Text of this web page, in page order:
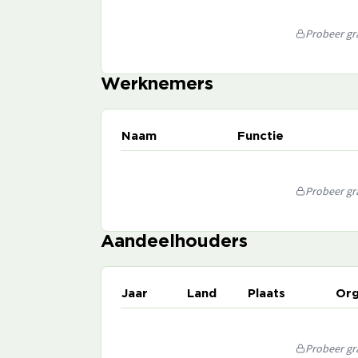
Probeer
Werknemers
Naam Functie
Probeer
Aandeelhouders
Jaar Land Plaats
Probeer